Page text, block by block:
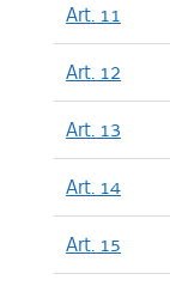
Art. 11
Art. 12
Art. 13
Art. 14
Art. 15